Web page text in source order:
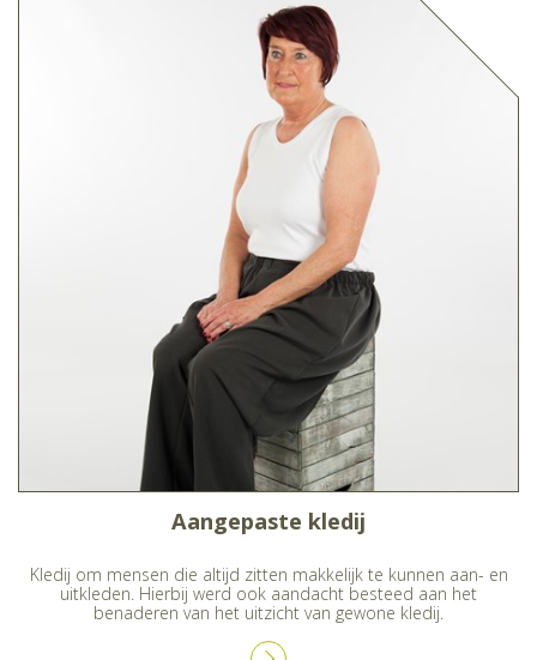
Aangepaste kledij
Kledij om mensen die altijd zitten makkelijk te kunnen aan- en
uitkleden. Hierbij werd ook aandacht besteed aan het
benaderen van het uitzicht van gewone kledij.